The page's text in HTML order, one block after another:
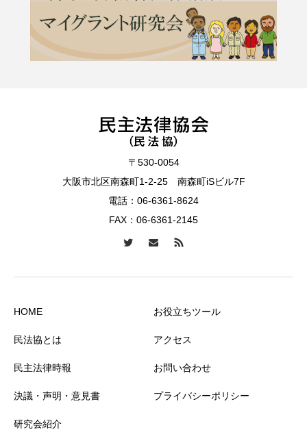
〒530-0054
大阪市北区南森町1-2-25 南森町iSビル7F
電話： 06-6361-8624
FAX：06-6361-2145
HOME
民法協とは
民主法律時報
決議・声明・意見書
研究会紹介
お役立ちツール
アクセス
お問い合わせ
プライバシーポリシー